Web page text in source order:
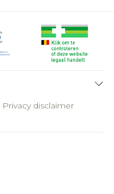
Privacy disclaimer